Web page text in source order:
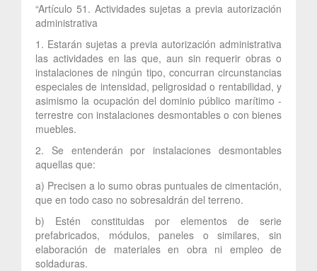
“Artículo 51. Actividades sujetas a previa autorización
administrativa
1. Estarán sujetas a previa autorización administrativa
las actividades en las que, aun sin requerir obras o
instalaciones de ningún tipo, concurran circunstancias
especiales de intensidad, peligrosidad o rentabilidad, y
asimismo la ocupación del dominio público marítimo -
terrestre con instalaciones desmontables o con bienes
muebles.
2. Se entenderán por instalaciones desmontables
aquellas que:
a) Precisen a lo sumo obras puntuales de cimentación,
que en todo caso no sobresaldrán del terreno.
b) Estén constituidas por elementos de serie
prefabricados, módulos, paneles o similares, sin
elaboración de materiales en obra ni empleo de
soldaduras.